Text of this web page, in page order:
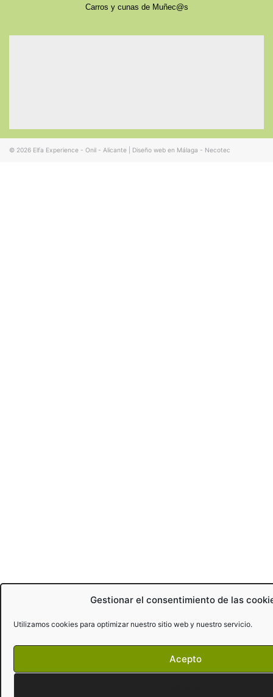
Gestionar el consentimiento de las
Utilizamos cookies para optimizar nuestro sitio web y nuestro servicio.
Acepto
Carros y cunas de Muñec@s
© 2026 Elfa Experience - Onil - Alicante Diseño web en Málaga - Necotec